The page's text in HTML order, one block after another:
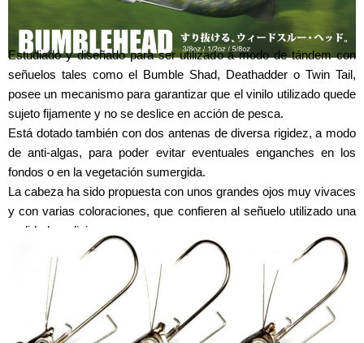
Estudiado y diseñado para ser utilizado a modo de tándem con
señuelos tales como el Bumble Shad, Deathadder o Twin Tail,
posee un mecanismo para garantizar que el vinilo utilizado quede
sujeto fijamente y no se deslice en acción de pesca.
Está dotado también con dos antenas de diversa rigidez, a modo
de anti-algas, para poder evitar eventuales enganches en los
fondos o en la vegetación sumergida.
La cabeza ha sido propuesta con unos grandes ojos muy vivaces
y con varias coloraciones, que confieren al señuelo utilizado una
realidad prodigiosa.